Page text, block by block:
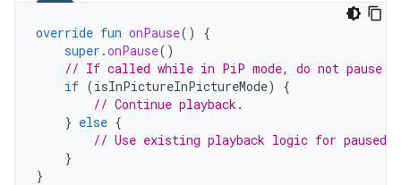
override fun onPause()
{
super .onPause()
// If called while in PiP mode, do not pause
if (isInPictureInPictureMode)
{
// Continue playback.
} else {
// Use existing playback logic for paused
}
}